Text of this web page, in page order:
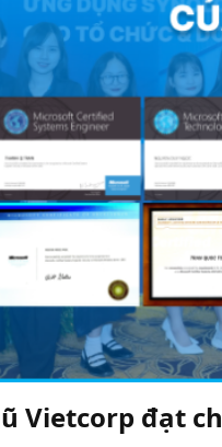
Vietcorp đạt